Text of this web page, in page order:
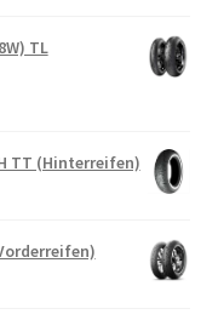
TL
TT (Hinterreifen)